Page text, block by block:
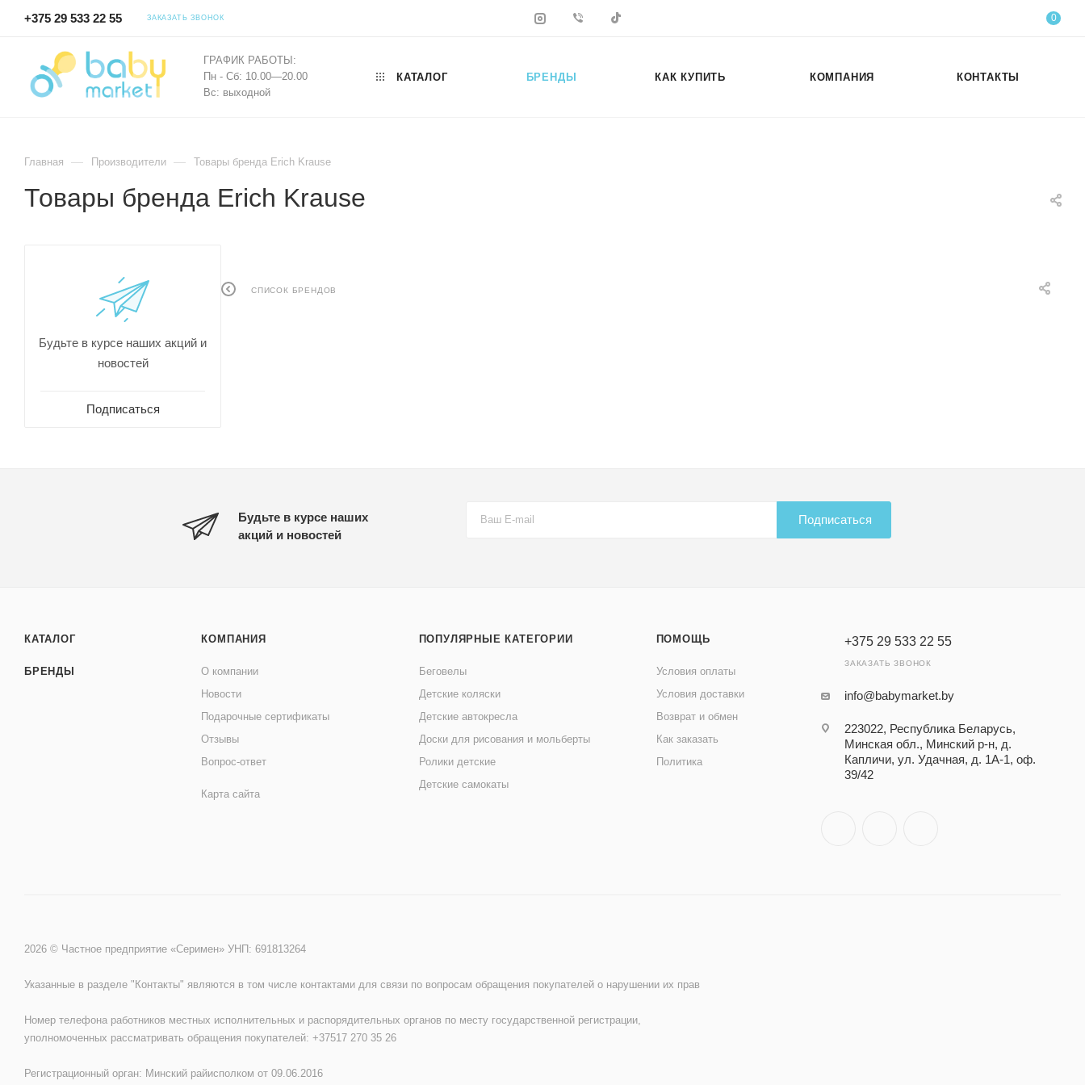
+375 29 533 22 55 ЗАКАЗАТЬ ЗВОНОК 0
ГРАФИК РАБОТЫ:
Пн - Сб: 10.00—20.00
Вс: выходной
КАТАЛОГ БРЕНДЫ КАК КУПИТЬ КОМПАНИЯ КОНТАКТЫ
Главная — Производители — Товары бренда Erich Krause
Товары бренда Erich Krause
СПИСОК БРЕНДОВ
Будьте в курсе наших акций и
новостей
Подписаться
Будьте в курсе наших
акций и новостей
Подписаться
КАТАЛОГ
БРЕНДЫ
КОМПАНИЯ
О компании
Новости
Подарочные сертификаты
Отзывы
Вопрос-ответ
Карта сайта
ПОПУЛЯРНЫЕ КАТЕГОРИИ
Беговелы
Детские коляски
Детские автокресла
Доски для рисования и мольберты
Ролики детские
Детские самокаты
ПОМОЩЬ
Условия оплаты
Условия доставки
Возврат и обмен
Как заказать
Политика
+375 29 533 22 55
ЗАКАЗАТЬ ЗВОНОК
info@babymarket.by
223022, Республика Беларусь,
Минская обл., Минский р-н, д.
Капличи, ул. Удачная, д. 1А-1, оф.
39/42
2026 © Частное предприятие «Серимен» УНП: 691813264
Указанные в разделе "Контакты" являются в том числе контактами для связи по вопросам обращения покупателей о нарушении их прав
Номер телефона работников местных исполнительных и распорядительных органов по месту государственной регистрации,
уполномоченных рассматривать обращения покупателей: +37517 270 35 26
Регистрационный орган: Минский райисполком от 09.06.2016